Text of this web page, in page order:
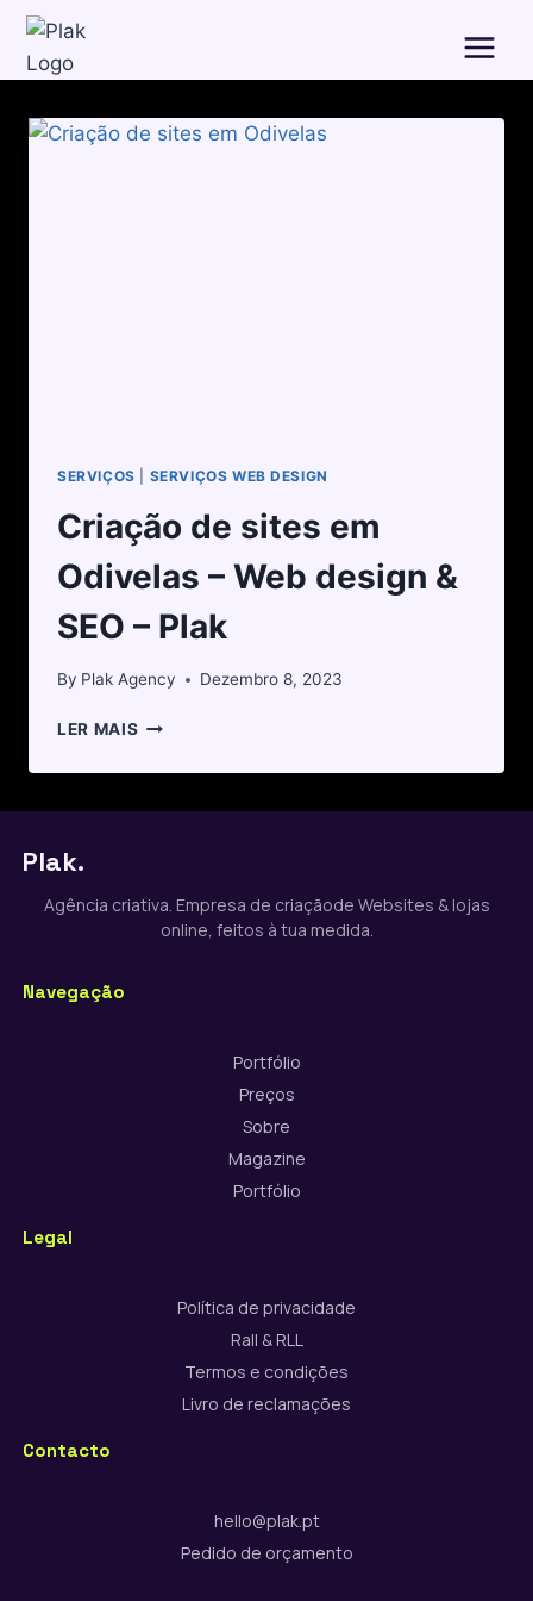
SERVIÇOS SERVIÇOS WEB DESIGN
Criação de sites em
Odivelas – Web design &
SEO – Plak
By Plak Agency Dezembro 8, 2023
LER MAIS
Plak.
Agência criativa. Empresa de criaçãode Websites & lojas
online, feitos à tua medida.
Navegação
Portfólio
Preços
Sobre
Magazine
Portfólio
Legal
Política de privacidade
Rall & RLL
Termos e condições
Livro de reclamações
Contacto
hello@plak.pt
Pedido de orçamento